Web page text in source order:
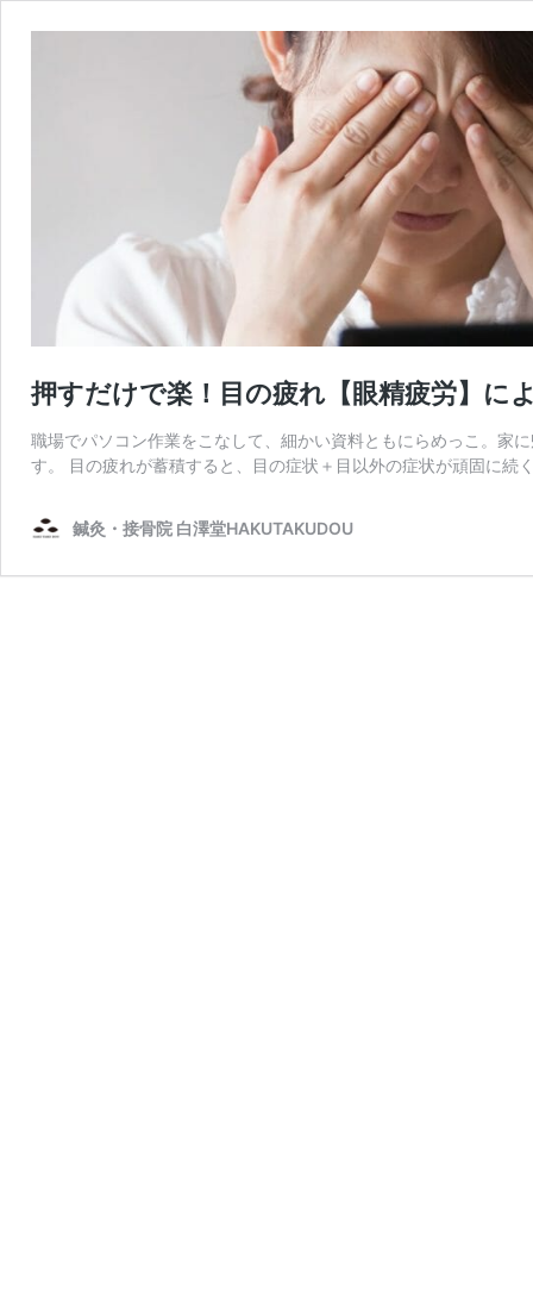
押すだけで楽！目の疲れ【眼精疲労】に
職場でパソコン作業をこなして、細かい資料ともにらめっこ。家
す。 目の疲れが蓄積すると、目の症状＋目以外の症状が頑固に
鍼灸・接骨院 白澤堂HAKUTAKUDOU